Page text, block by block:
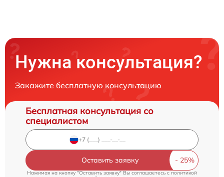
Нужна консультация?
Закажите бесплатную консультацию
Бесплатная консультация со
специалистом
Оставить заявку
Нажимая на кнопку "Оставить заявку" Вы соглашаетесь cполитикой